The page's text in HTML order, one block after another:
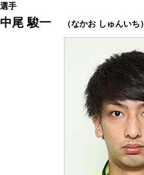
選手
中尾 駿一 （なかお しゅんいち）